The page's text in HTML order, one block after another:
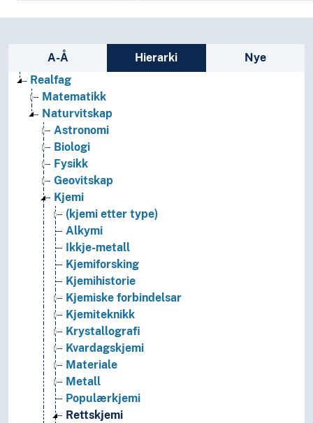
Sidefelt: navigér i vokabularet
A-Å Hierarki
Nye
Realfag
Matematikk
Naturvitskap
Astronomi
Biologi
Fysikk
Geovitskap
Kjemi
(kjemi etter type)
Alkymi
Ikkje-metall
Kjemiforsking
Kjemihistorie
Kjemiske forbindelsar
Kjemiteknikk
Krystallografi
Kvardagskjemi
Materiale
Metall
Populærkjemi
Rettskjemi